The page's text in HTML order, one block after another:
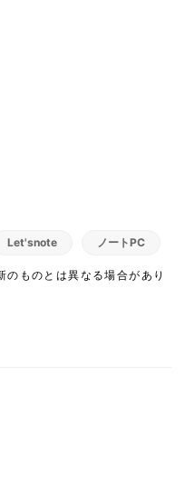
Let'snote ノートPC
ものとは異なる場合があり